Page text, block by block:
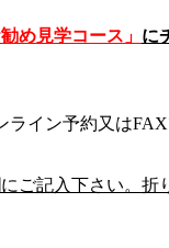
勧め見学コース」 に
ライン予約又は
ご記入下さい。折